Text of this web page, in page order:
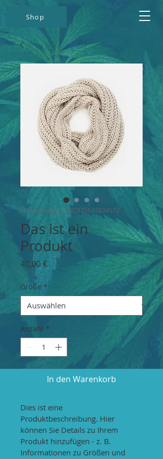
Shop
Artikelnummer: 632835642834572
Das ist ein
Produkt
40,00 €Preis
Größe *
Anzahl *
In den Warenkorb
Dies ist eine
Produktbeschreibung. Hier
können Sie Details zu Ihrem
Produkt hinzufügen - z. B.
Informationen zu Größen und